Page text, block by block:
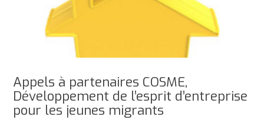
Appels à partenaires COSME,
Développement de l’esprit d’entreprise
pour les jeunes migrants